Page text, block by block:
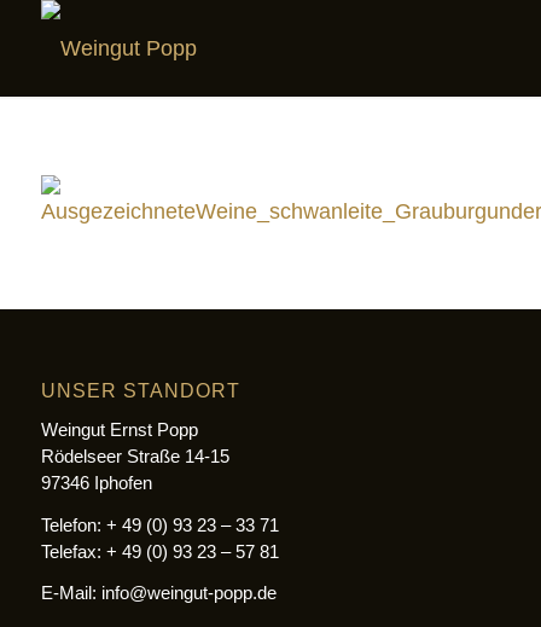
UNSER STANDORT
Weingut Ernst Popp
Rödelseer Straße 14-15
97346 Iphofen
Telefon: + 49 (0) 93 23 – 33 71
Telefax: + 49 (0) 93 23 – 57 81
E-Mail: info@weingut-popp.de